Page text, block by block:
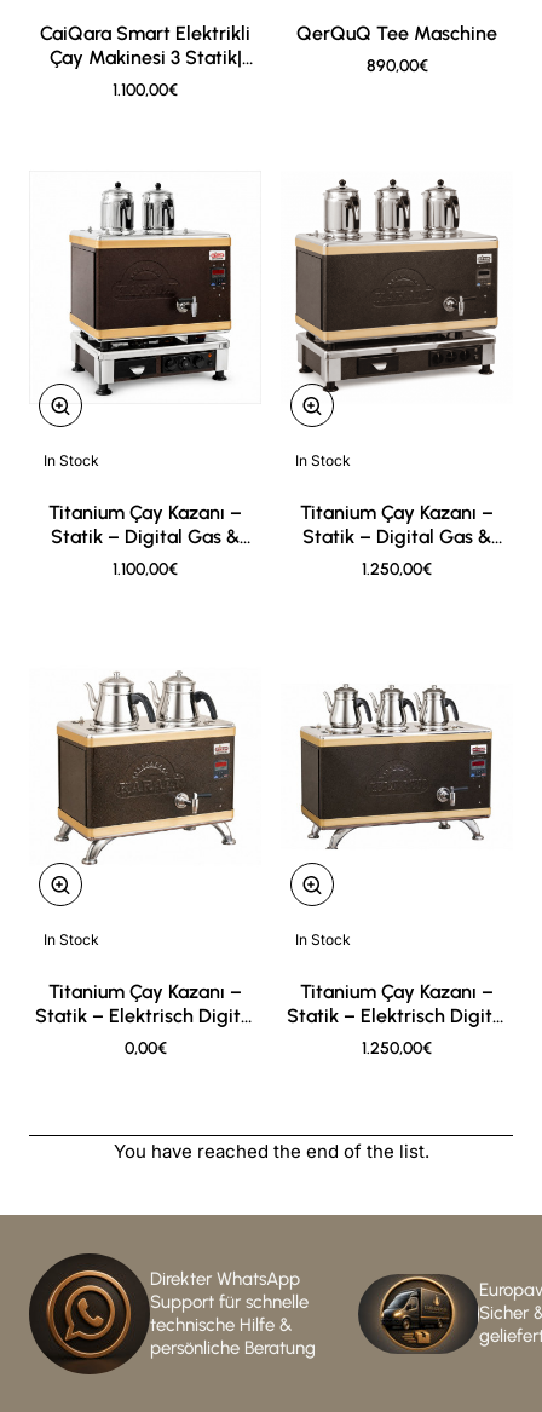
CaiQara Smart Elektrikli
Çay Makinesi 3 Statik|
Professionelle
1.100,00€
QerQuQ Tee Maschine
890,00€
In Stock
Titanium Çay Kazanı –
Statik – Digital Gas &
Elektro – 2er
1.100,00€
In Stock
Titanium Çay Kazanı –
Statik – Digital Gas &
Elektro – 3er
1.250,00€
In Stock
Titanium Çay Kazanı –
Statik – Elektrisch Digital
– 2er
0,00€
In Stock
Titanium Çay Kazanı –
Statik – Elektrisch Digital
– 3er
1.250,00€
You have reached the end of the list.
Direkter WhatsApp
Support für schnelle
technische Hilfe &
persönliche Beratung
Sicher